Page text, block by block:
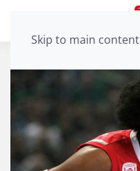
Skip to main content